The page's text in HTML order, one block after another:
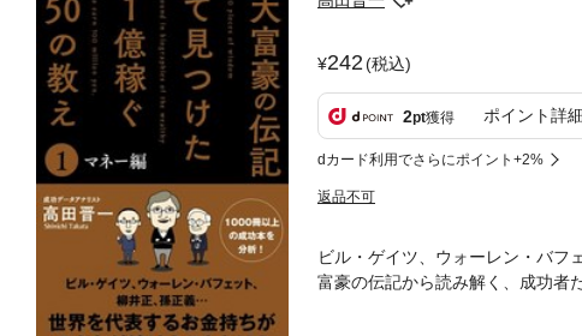
242(税込)
2pt獲得 ポイント詳細
dカード利用でさらにポイント+2%
返品不可
ビル・ゲイツ、ウォーレン・バ
富豪の伝記から読み解く、成功者
でしょう? 「自己啓発本」「成功